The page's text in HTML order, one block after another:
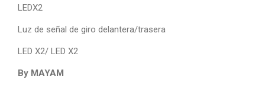
LEDX2
Luz de señal de giro delantera/trasera
LED X2/ LED X2
By MAYAM